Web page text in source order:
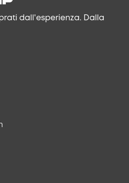
dall'esperienza. Dalla